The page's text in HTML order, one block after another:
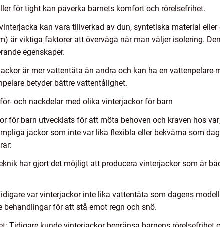
för tight kan påverka barnets komfort och rörelsefrihet.
kan vara tillverkad av dun, syntetiska material
är viktiga faktorer att överväga när man väljer isolering.
egenskaper.
är mer vattentäta än andra och kan ha en
betyder bättre vattentålighet.
och nackdelar med olika vinterjackor för barn
för barn utvecklats för att möta behoven och kraven hos
jackor som inte var lika flexibla eller bekväma som
har gjort det möjligt att producera vinterjackor som är
var vinterjackor inte lika vattentäta som dagens
behandlingar för att stå emot regn och snö.